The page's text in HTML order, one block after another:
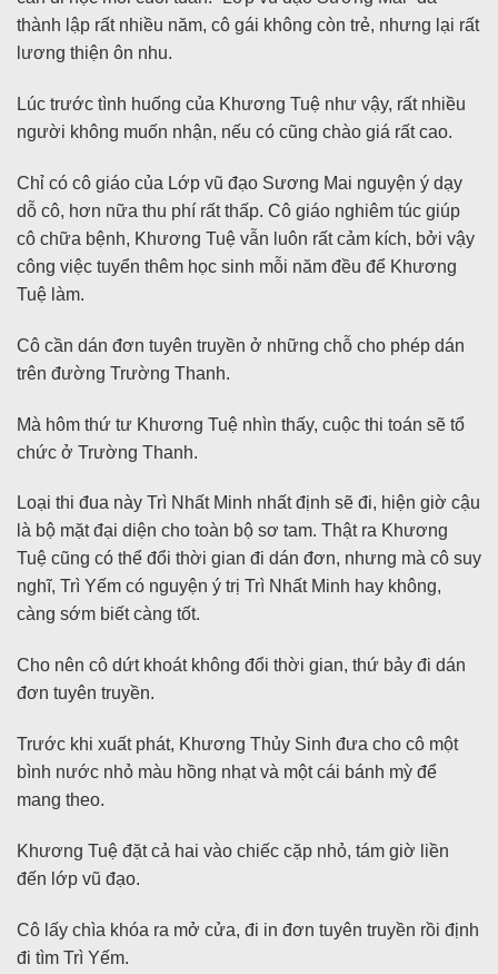
thành lập rất nhiều năm, cô gái không còn trẻ, nhưng lại rất
lương thiện ôn nhu.
Lúc trước tình huống của Khương Tuệ như vậy, rất nhiều
người không muốn nhận, nếu có cũng chào giá rất cao.
Chỉ có cô giáo của Lớp vũ đạo Sương Mai nguyện ý dạy
dỗ cô, hơn nữa thu phí rất thấp. Cô giáo nghiêm túc giúp
cô chữa bệnh, Khương Tuệ vẫn luôn rất cảm kích, bởi vậy
công việc tuyển thêm học sinh mỗi năm đều để Khương
Tuệ làm.
Cô cần dán đơn tuyên truyền ở những chỗ cho phép dán
trên đường Trường Thanh.
Mà hôm thứ tư Khương Tuệ nhìn thấy, cuộc thi toán sẽ tổ
chức ở Trường Thanh.
Loại thi đua này Trì Nhất Minh nhất định sẽ đi, hiện giờ cậu
là bộ mặt đại diện cho toàn bộ sơ tam. Thật ra Khương
Tuệ cũng có thể đổi thời gian đi dán đơn, nhưng mà cô suy
nghĩ, Trì Yếm có nguyện ý trị Trì Nhất Minh hay không,
càng sớm biết càng tốt.
Cho nên cô dứt khoát không đổi thời gian, thứ bảy đi dán
đơn tuyên truyền.
Trước khi xuất phát, Khương Thủy Sinh đưa cho cô một
bình nước nhỏ màu hồng nhạt và một cái bánh mỳ để
mang theo.
Khương Tuệ đặt cả hai vào chiếc cặp nhỏ, tám giờ liền
đến lớp vũ đạo.
Cô lấy chìa khóa ra mở cửa, đi in đơn tuyên truyền rồi định
đi tìm Trì Yếm.